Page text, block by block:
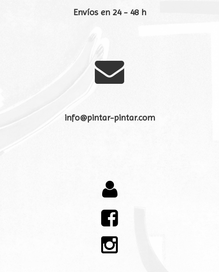
Envíos en 24 - 48 h

info@pintar-pintar.com


